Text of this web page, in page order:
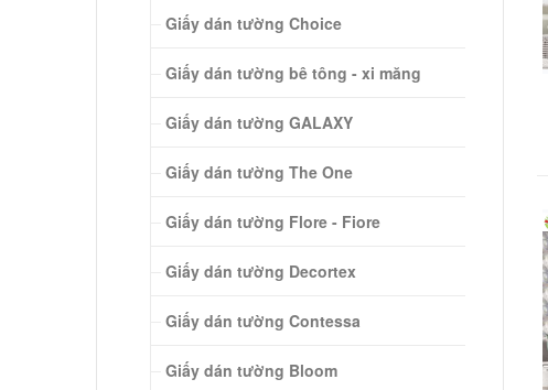
Giấy dán tường Choice
Giấy dán tường bê tông - xi măng
Giấy dán tường GALAXY
Giấy dán tường The One
Giấy dán tường Flore - Fiore
Giấy dán tường Decortex
Giấy dán tường Contessa
Giấy dán tường Bloom